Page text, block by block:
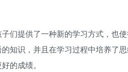
们提供了一种新的学习方式，也
知识，并且在学习过程中培养了
的成绩。